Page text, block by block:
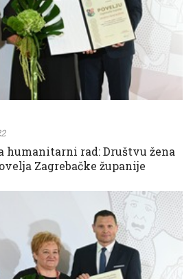
humanitarni rad: Društvu žena
Zagrebačke županije